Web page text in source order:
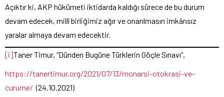
Açıktır ki, AKP hükümeti iktidarda kaldığı sürece de bu durum
devam edecek, millî birliğimiz ağır ve onarılmasın imkânsız
yaralar almaya devam edecektir.
[i]Taner Timur, “Dünden Bugüne Türklerin Göçle Sınavı”,
https://tanertimur.org/2021/07/13/monarsi-otokrasi-ve-
curume/ (24.10.2021)